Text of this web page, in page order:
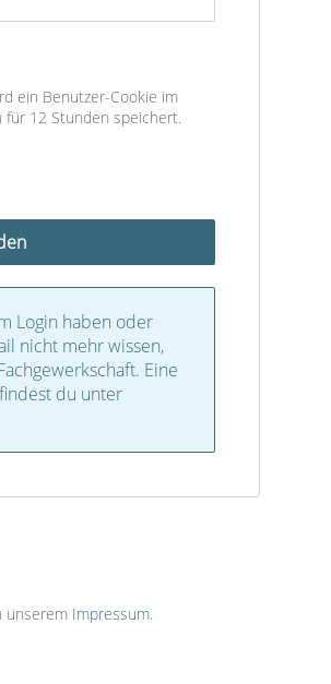
ein Benutzer-Cookie im
für 12 Stunden speichert.
Login haben oder
nicht mehr wissen,
Eine
du unter
unserem Impressum.